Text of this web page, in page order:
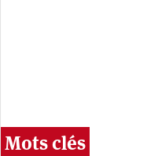
Mots clés